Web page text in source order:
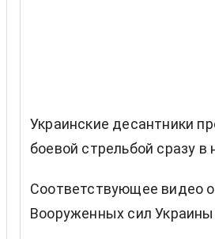
Украинские десантники
боевой стрельбой сразу в
Соответствующее видео
Вооруженных сил